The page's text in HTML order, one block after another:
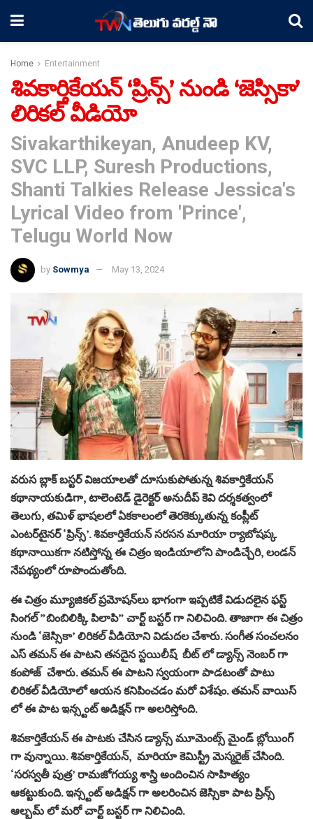
Home Entertainment
శివకార్తికేయన్ ‘ప్రిన్స్’ నుండి ‘జెస్సికా’
లిరికల్ వీడియో
Sivakarthikeyan, Anudeep KV,
SVC LLP, Suresh Productions,
Shanti Talkies Release Jessica's
Lyrical Video from 'Prince',
Telugu World Now
by Sowmya May 13, 2024
వరుస బ్లాక్ బస్టర్ విజయాలతో దూసుకుపోతున్న శివకార్తికేయన్
కథానాయకుడిగా, టాలెంటెడ్ డైరెక్టర్ అనుదీప్ కెవి దర్శకత్వంలో
తెలుగు, తమిళ్ భాషలలో ఏకకాలంలో తెరకెక్కుతున్న కంప్లీట్
ఎంటర్‌టైనర్‌ ‘ప్రిన్స్’. శివకార్తికేయన్ సరసన మారియా ర్యాబోషప్క
కథానాయికగా నటిస్తోన్న ఈ చిత్రం ఇండియాలోని పాండిచ్చేరి, లండన్
నేపథ్యంలో రూపొందుతోంది.
ఈ చిత్రం మ్యూజికల్ ప్రమోషన్‌లు భాగంగా ఇప్పటికే విడుదలైన ఫస్ట్
సింగల్ ”బింబిలిక్కి పిలాపి” చార్ట్ బస్టర్ గా నిలిచింది. తాజాగా ఈ చిత్రం
నుండి ‘జెస్సికా’ లిరికల్ వీడియోని విడుదల చేశారు. సంగీత సంచలనం
ఎస్ తమన్ ఈ పాటని తనదైన స్టయిలీష్ బీట్ లో డ్యాన్స్ నెంబర్ గా
కంపోజ్ చేశారు. తమన్ ఈ పాటని స్వయంగా పాడటంతో పాటు
లిరికల్ వీడియోలో ఆయన కనిపించడం మరో విశేషం. తమన్ వాయిస్
లో ఈ పాట ఇన్స్టంట్ అడిక్షన్ గా అలరిస్తోంది.
శివకార్తికేయన్ ఈ పాటకు చేసిన డ్యాన్స్ మూమెంట్స్ మైండ్ బ్లోయింగ్
గా వున్నాయి. శివకార్తికేయన్, మారియా కెమిస్ట్రీ మెస్మరైజ్ చేసింది.
‘సరస్వతీ పుత్ర’ రామజోగయ్య శాస్త్రి అందించిన సాహిత్యం
ఆకట్టుకుంది. ఇన్స్టంట్ అడిక్షన్ గా అలరించిన జెస్సికా పాట ప్రిన్స్
ఆల్బమ్ లో మరో చార్ట్ బస్టర్ గా నిలిచింది.